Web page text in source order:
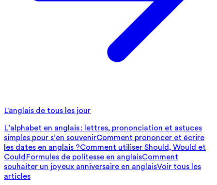
L'anglais de tous les jour
L’alphabet en anglais : lettres, prononciation et astuces
simples pour s’en souvenirComment prononcer et écrire
les dates en anglais ?Comment utiliser Should, Would et
Could Formules de politesse en anglaisComment
souhaiter un joyeux anniversaire en anglaisVoir tous les
articles